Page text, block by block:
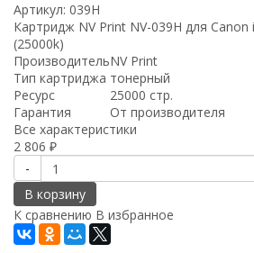
Артикул: 039H
Картридж NV Print NV-039H для Canon
(25000k)
ПроизводительNV Print
Тип картриджа тонерный
Ресурс
25000 стр.
Гарантия
От производителя
Все характеристики
2 806 ₽
-
В корзину
К сравнению В избранное